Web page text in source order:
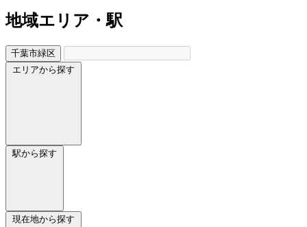
地域エリア・駅
千葉市緑区
エリアから探す
駅から探す
現在地から探す